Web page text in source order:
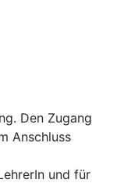
Den Zugang
Anschluss
und für